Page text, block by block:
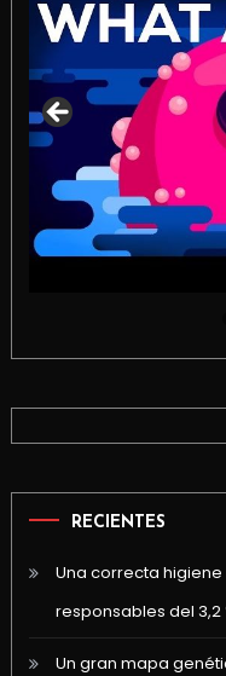
RECIENTES
Una correcta
responsables del
Un gran mapa